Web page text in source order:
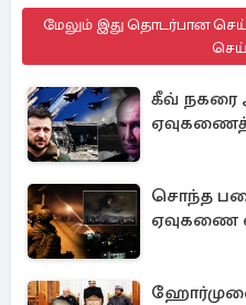
மேலும் இது தொடர்பான
கீவ் நகரை
ஏவுகணைத்
சொந்த
ஏவுகணை